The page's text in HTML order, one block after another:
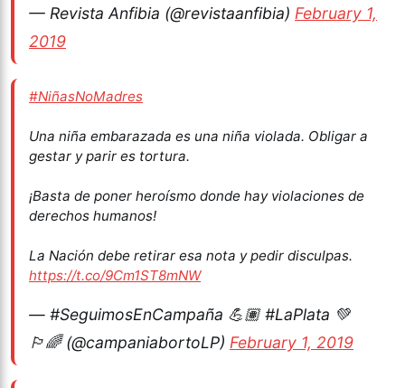
— Revista Anfibia (@revistaanfibia) February 1,
2019
#NiñasNoMadres
Una niña embarazada es una niña violada. Obligar a
gestar y parir es tortura.
¡Basta de poner heroísmo donde hay violaciones de
derechos humanos!
La Nación debe retirar esa nota y pedir disculpas.
https://t.co/9Cm1ST8mNW
— #SeguimosEnCampaña 💪🏽 #LaPlata 💚
🏳️‍🌈 (@campaniabortoLP) February 1, 2019